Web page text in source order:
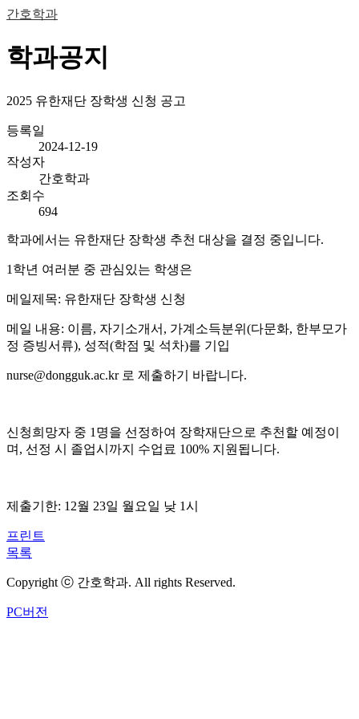
간호학과
학과공지
2025 유한재단 장학생 신청 공고
등록일
2024-12-19
작성자
간호학과
조회수
694
학과에서는 유한재단 장학생 추천 대상을 결정 중입니다.
1학년 여러분 중 관심있는 학생은
메일제목: 유한재단 장학생 신청
메일 내용: 이름, 자기소개서, 가계소득분위(다문화, 한부모가
정 증빙서류), 성적(학점 및 석차)를 기입
nurse@dongguk.ac.kr 로 제출하기 바랍니다.
신청희망자 중 1명을 선정하여 장학재단으로 추천할 예정이
며, 선정 시 졸업시까지 수업료 100% 지원됩니다.
제출기한: 12월 23일 월요일 낮 1시
프린트
목록
Copyright ⓒ 간호학과. All rights Reserved.
PC버전